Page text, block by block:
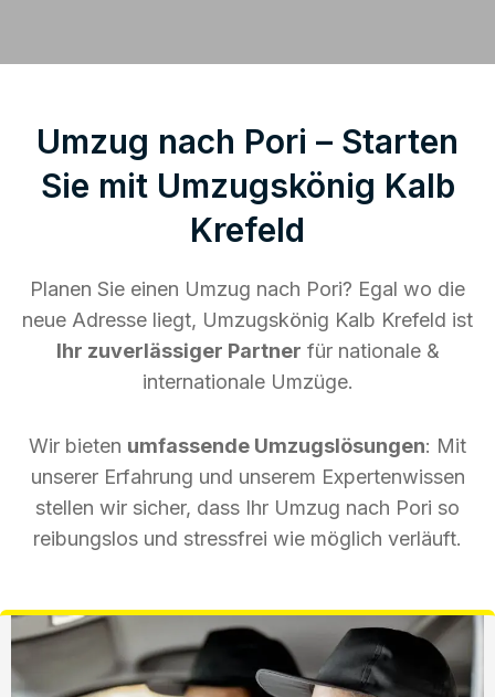
Umzug nach Pori – Starten
Sie mit Umzugskönig Kalb
Krefeld
Planen Sie einen Umzug nach Pori? Egal wo die
neue Adresse liegt, Umzugskönig Kalb Krefeld ist
Ihr zuverlässiger Partner für nationale &
internationale Umzüge.
Wir bieten umfassende Umzugslösungen: Mit
unserer Erfahrung und unserem Expertenwissen
stellen wir sicher, dass Ihr Umzug nach Pori so
reibungslos und stressfrei wie möglich verläuft.